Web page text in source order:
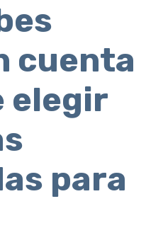
cuenta
elegir
para